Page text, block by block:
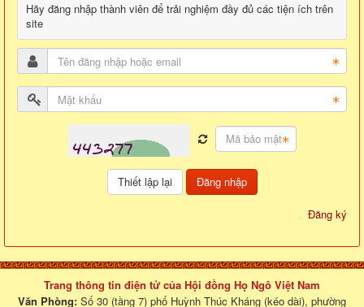
Hãy đăng nhập thành viên để trải nghiệm đầy đủ các tiện ích trên
site
Đăng nhập
Đăng ký
Trang thông tin điện tử của Hội đồng Họ Ngô Việt Nam
Văn Phòng: Số 30 (tầng 7) phố Huỳnh Thúc Kháng (kéo dài), phường